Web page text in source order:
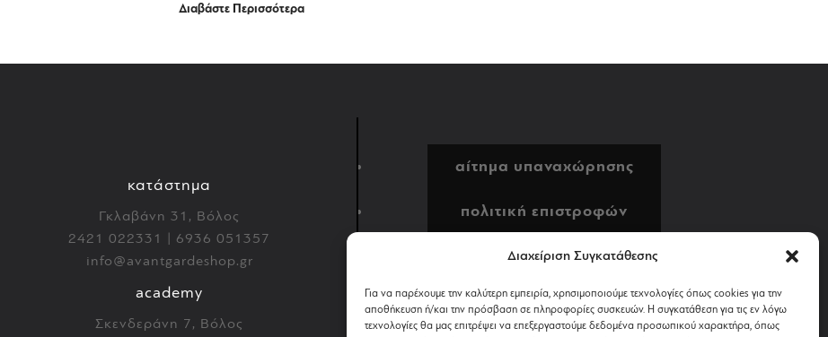
Διαχείριση Συγκατάθεσης
Για να παρέχουμε την καλύτερη εμπειρία, χρησιμοποιούμε τεχνολογίες όπως cookies για την
αποθήκευση ή/και την πρόσβαση σε πληροφορίες συσκευών. Η συγκατάθεση για τις εν λόγω
τεχνολογίες θα μας επιτρέψει να επεξεργαστούμε δεδομένα προσωπικού χαρακτήρα, όπως
Διαβάστε Περισσότερα
κατάστημα
Γκλαβάνη 31, Βόλος
2421 022331 | 6936 051357
info@avantgardeshop.gr
academy
Σκενδεράνη 7, Βόλος
αίτημα υπαναχώρησης
πολιτική επιστροφών
αποστολή & πληρωμή
όροι χρήσης